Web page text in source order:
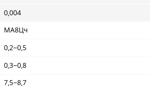
0,004
МА8Цч
0,2−0,5
0,3−0,8
7,5−8,7